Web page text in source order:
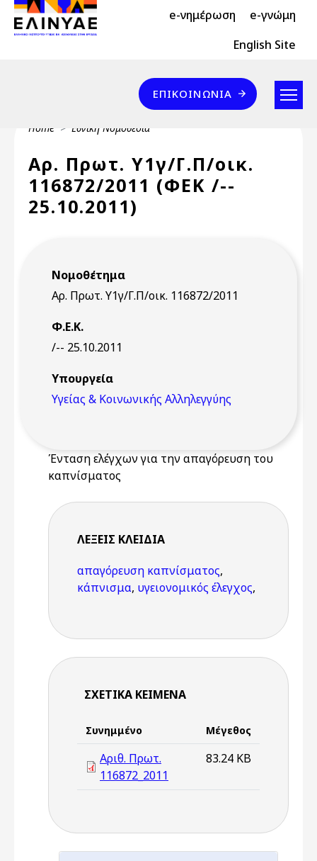
Skip to main content
Header Top 2 e-νημέρωση e-γνώμη
Header Top English Site
Επικοινωνία
ΕΠΙΚΟΙΝΩΝΊΑ
Breadcrumb
Home Εθνική Νομοθεσία
Αρ. Πρωτ. Υ1γ/Γ.Π/οικ.
116872/2011 (ΦΕΚ /--
25.10.2011)
Νομοθέτημα
Αρ. Πρωτ. Υ1γ/Γ.Π/οικ. 116872/2011
Φ.Ε.Κ.
/-- 25.10.2011
Υπουργεία
Υγείας & Κοινωνικής Αλληλεγγύης
Ένταση ελέγχων για την απαγόρευση του
καπνίσματος
ΛΈΞΕΙΣ KΛΕΙΔΙΆ
απαγόρευση καπνίσματος,
κάπνισμα, υγειονομικός έλεγχος,
ΣΧΕΤΙΚΆ ΚΕΊΜΕΝΑ
Συνημμένο Μέγεθος
Αριθ. Πρωτ.
116872_2011
83.24 KB